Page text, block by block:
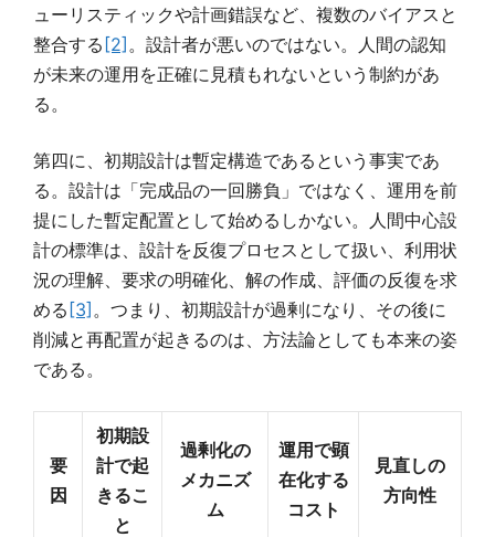
ューリスティックや計画錯誤など、複数のバイアスと
整合する[2] 。設計者が悪いのではない。人間の認知
が未来の運用を正確に見積もれないという制約があ
る。
第四に、初期設計は暫定構造であるという事実であ
る。設計は「完成品の一回勝負」ではなく、運用を前
提にした暫定配置として始めるしかない。人間中心設
計の標準は、設計を反復プロセスとして扱い、利用状
況の理解、要求の明確化、解の作成、評価の反復を求
める[3] 。つまり、初期設計が過剰になり、その後に
削減と再配置が起きるのは、方法論としても本来の姿
である。
要
因
初期設
計で起
きるこ
と
過剰化の
メカニズ
ム
運用で顕
在化する
コスト
見直しの
方向性